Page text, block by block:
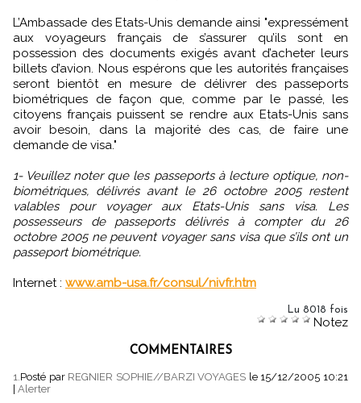
L’Ambassade des Etats-Unis demande ainsi "expressément
aux voyageurs français de s’assurer qu’ils sont en
possession des documents exigés avant d’acheter leurs
billets d’avion. Nous espérons que les autorités françaises
seront bientôt en mesure de délivrer des passeports
biométriques de façon que, comme par le passé, les
citoyens français puissent se rendre aux Etats-Unis sans
avoir besoin, dans la majorité des cas, de faire une
demande de visa."
1- Veuillez noter que les passeports à lecture optique, non-
biométriques, délivrés avant le 26 octobre 2005 restent
valables pour voyager aux Etats-Unis sans visa. Les
possesseurs de passeports délivrés à compter du 26
octobre 2005 ne peuvent voyager sans visa que s’ils ont un
passeport biométrique.
Internet : www.amb-usa.fr/consul/nivfr.htm
Lu 8018 fois
Notez
COMMENTAIRES
1.Posté par REGNIER SOPHIE//BARZI VOYAGES le 15/12/2005 10:21
Alerter